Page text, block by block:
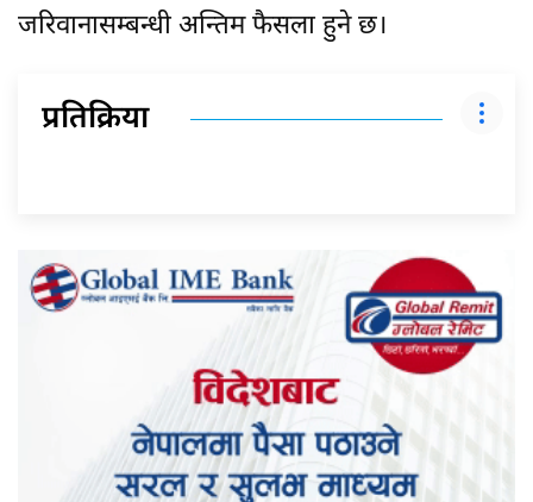
जरिवानासम्बन्धी अन्तिम फैसला हुने छ।
प्रतिक्रिया